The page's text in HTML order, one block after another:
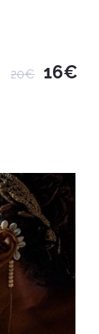
20€ 16€